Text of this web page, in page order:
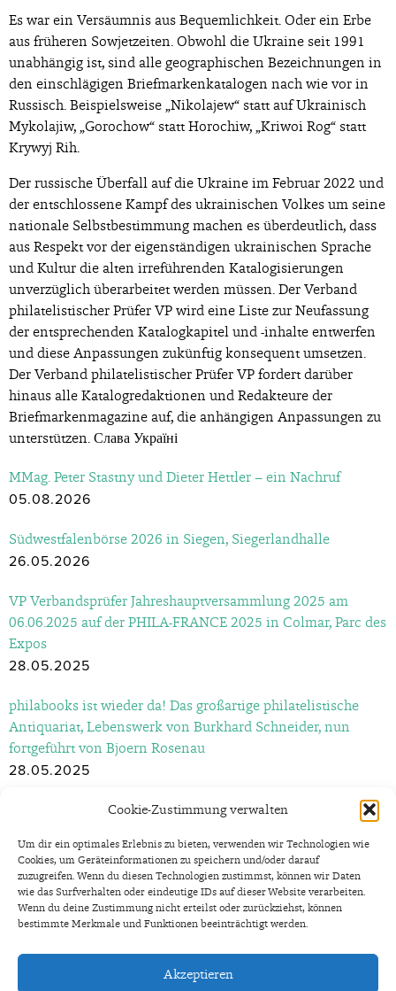
Cookie-Zustimmung verwalten
Um dir ein optimales Erlebnis zu bieten, verwenden wir Technologien wie
Cookies, um Geräteinformationen zu speichern und/oder darauf
zuzugreifen. Wenn du diesen Technologien zustimmst, können wir Daten
wie das Surfverhalten oder eindeutige IDs auf dieser Website verarbeiten.
Wenn du deine Zustimmung nicht erteilst oder zurückziehst, können
bestimmte Merkmale und Funktionen beeinträchtigt werden.
Akzeptieren
Es war ein Versäumnis aus Bequemlichkeit. Oder ein Erbe
aus früheren Sowjetzeiten. Obwohl die Ukraine seit 1991
unabhängig ist, sind alle geographischen Bezeichnungen in
den einschlägigen Briefmarkenkatalogen nach wie vor in
Russisch. Beispielsweise „Nikolajew“ statt auf Ukrainisch
Mykolajiw, „Gorochow“ statt Horochiw, „Kriwoi Rog“ statt
Krywyj Rih.
Der russische Überfall auf die Ukraine im Februar 2022 und
der entschlossene Kampf des ukrainischen Volkes um seine
nationale Selbstbestimmung machen es überdeutlich, dass
aus Respekt vor der eigenständigen ukrainischen Sprache
und Kultur die alten irreführenden Katalogisierungen
unverzüglich überarbeitet werden müssen. Der Verband
philatelistischer Prüfer VP wird eine Liste zur Neufassung
der entsprechenden Katalogkapitel und -inhalte entwerfen
und diese Anpassungen zukünftig konsequent umsetzen.
Der Verband philatelistischer Prüfer VP fordert darüber
hinaus alle Katalogredaktionen und Redakteure der
Briefmarkenmagazine auf, die anhängigen Anpassungen zu
unterstützen. Слава Україні
MMag. Peter Stastny und Dieter Hettler – ein Nachruf
05.08.2026
Südwestfalenbörse 2026 in Siegen, Siegerlandhalle
26.05.2026
VP Verbandsprüfer Jahreshauptversammlung 2025 am
06.06.2025 auf der PHILA-FRANCE 2025 in Colmar, Parc des
Expos
28.05.2025
philabooks ist wieder da! Das großartige philatelistische
Antiquariat, Lebenswerk von Burkhard Schneider, nun
fortgeführt von Bjoern Rosenau
28.05.2025
Herzlich willkommen auf der „BiggePhila“, der
16.11.2024
Südwestfalenbörse 2024 Siegen, Briefmarken | Münzen |
Sonderpostamt